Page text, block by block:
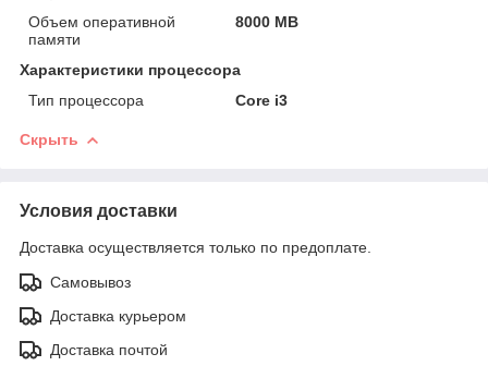
Объем оперативной
памяти
8000 MB
Характеристики процессора
Тип процессора
Core i3
Скрыть
Условия доставки
Доставка осуществляется только по предоплате.
Самовывоз
Доставка курьером
Доставка почтой